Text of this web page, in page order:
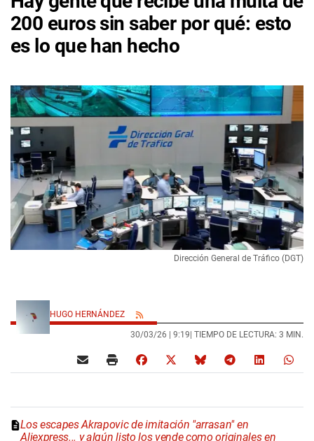
200 euros sin saber por qué: esto
es lo que han hecho
Dirección General de Tráfico (DGT)
HUGO HERNÁNDEZ
30/03/26 | 9:19 | TIEMPO DE LECTURA: 3 MIN.
Los escapes Akrapovic de imitación "arrasan" en
Aliexpress... y algún listo los vende como originales en